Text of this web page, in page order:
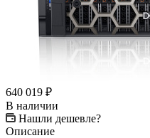
640 019 ₽
В наличии
Нашли дешевле?
Описание